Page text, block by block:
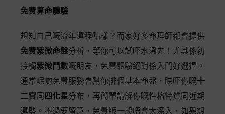
免費算命體驗
想知自己嘅流年運程點樣？而家好多命理師都會提供
免費紫微命盤分析，等你可以試吓水溫先！尤其係初
接觸紫微鬥數嘅朋友，免費體驗絕對係入門好選擇。
通常呢啲免費服務會幫你排個基本命盤，睇吓你嘅十
二宮 同 四化星分布，再簡單講解你嘅性格特質同近期
運勢。不過要留意，免費版一般唔會太深入，如果想